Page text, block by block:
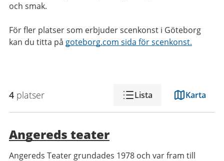
och smak.
För fler platser som erbjuder scenkonst i Göteborg
kan du titta på goteborg.com sida för scenkonst.
Lista Karta
4 platser
Angereds teater
Angereds Teater grundades 1978 och var fram till